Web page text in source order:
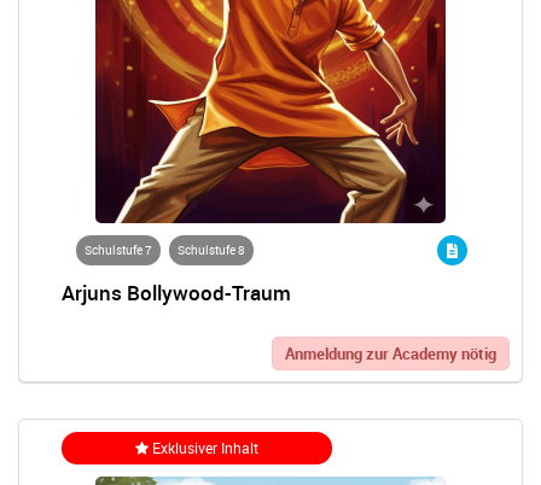
Schulstufe 7 Schulstufe 8
Arjuns Bollywood-Traum
Anmeldung zur Academy nötig
Exklusiver Inhalt